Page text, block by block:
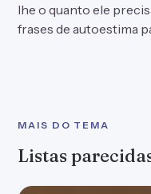
lhe o quanto ele
frases de autoestima
MAIS DO TEMA
Listas